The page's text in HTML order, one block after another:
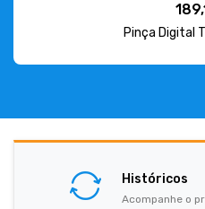
Pinça Digital
Históricos
Acompanhe o